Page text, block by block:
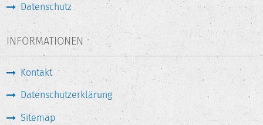
Datenschutz
INFORMATIONEN
Kontakt
Datenschutzerklärung
Sitemap